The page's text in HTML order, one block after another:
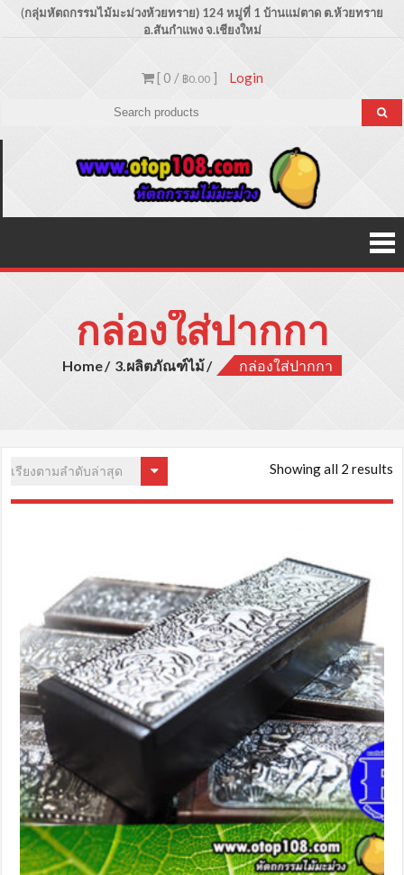
Skip(กลุ่มหัตถกรรมไม้มะม่วงห้วยทราย) 124 หมู่ที่ 1 บ้านแม่ตาด ต.ห้วยทราย
อ.สันกำแพง จ.เชียงใหม่
[ 0 / ฿0.00] Login
ประเภท
ผลิตภัณฑ์
สินค้าไม้
มะม่วง
กล่องใส่ปากกา
Home 3.ผลิตภัณฑ์ไม้ กล่องใส่ปากกา
Showing all 2 results